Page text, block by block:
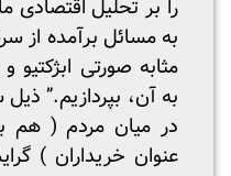
را بر تحلیل اقتصادی
به مسائل برآمده از
مثابه صورتی
به آن، بپردازیم.”
در میان مردم ( هم
عنوان خریداران )